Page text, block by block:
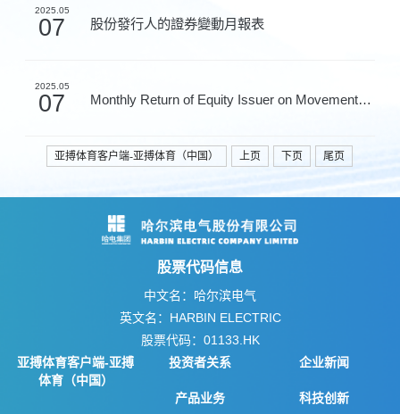
2025.05
07 股份發行人的證券變動月報表
2025.05
07 Monthly Return of Equity Issuer on Movements in Secur...
亚搏体育客户端-亚搏体育（中国） 上页 下页 尾页
股票代码信息
中文名：哈尔滨电气
英文名：HARBIN ELECTRIC
股票代码：01133.HK
亚搏体育客户端-亚搏
体育（中国）
投资者关系 企业新闻
产品业务 科技创新